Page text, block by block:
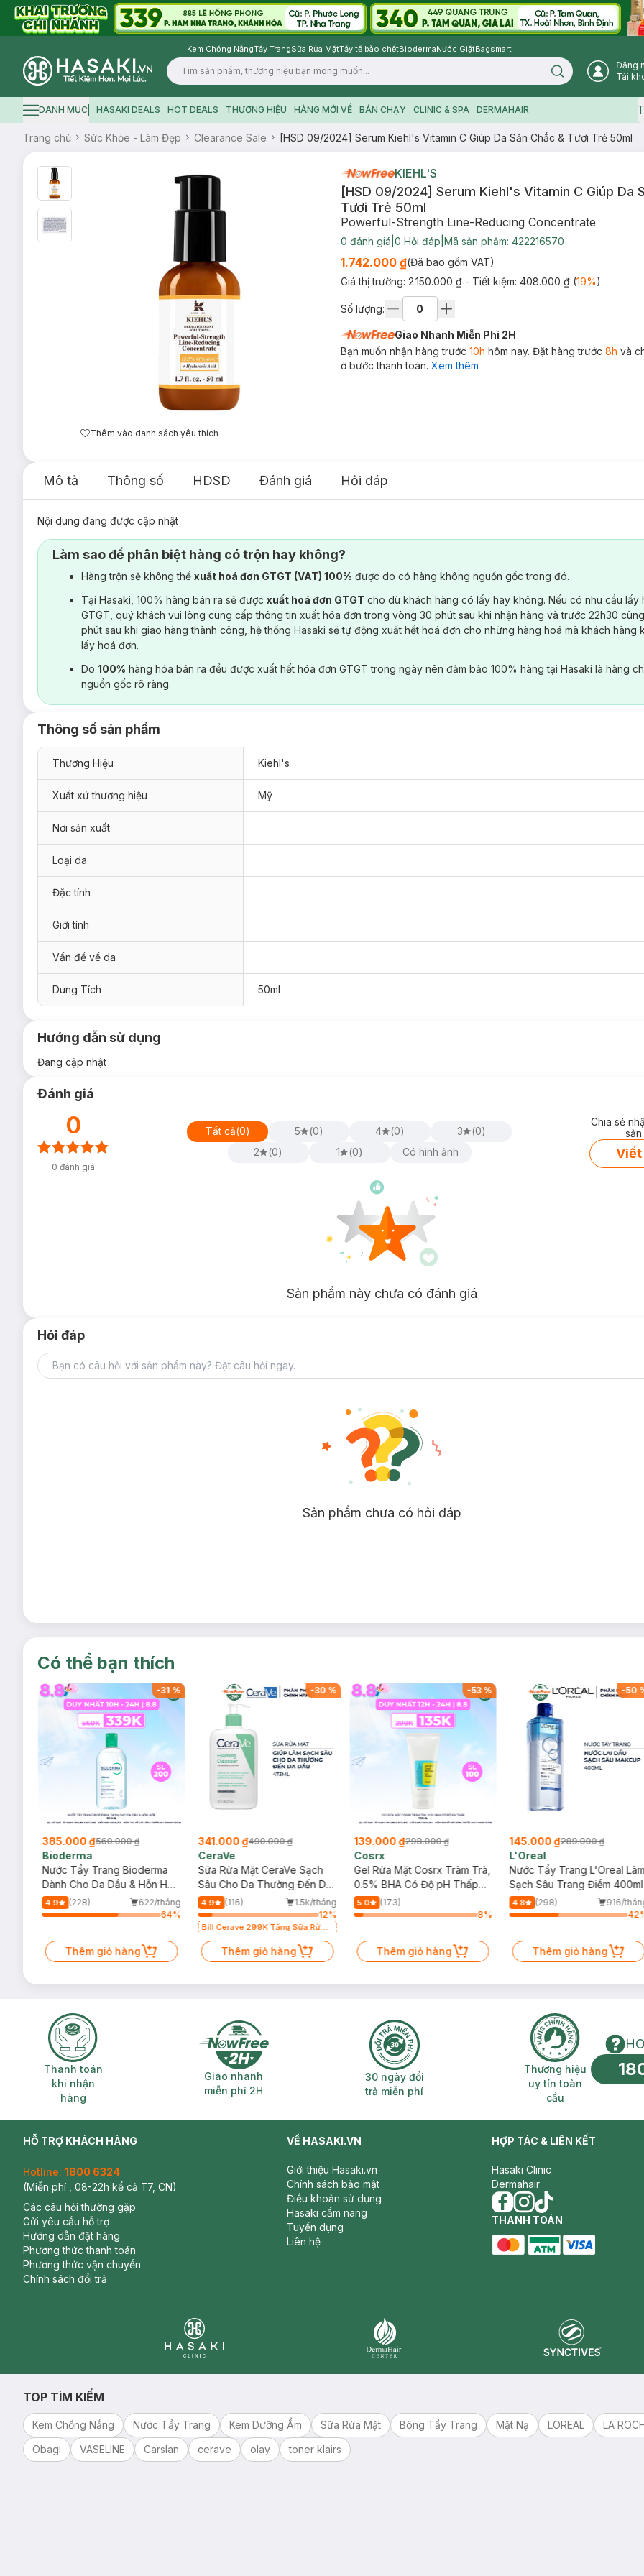
Kem Chống NắngTẩy TrangSữa Rửa MặtTẩy tế bào chếtBiodermaNước GiặtBagsmart
Logo
Search icon
Đăng
Tài
Hamburger icon
DANH MỤC HASAKI DEALS HOT DEALS THƯƠNG HIỆU HÀNG MỚI VỀ BÁN CHẠY CLINIC & SPA DERMAHAIR
Trang chủ Sức Khỏe - Làm Đẹp Clearance Sale [HSD 09/2024] Serum Kiehl's Vitamin C Giúp Da Săn Chắc & Tươi Trẻ 50ml
Thêm vào danh sách yêu thích
KIEHL'S
[HSD 09/2024] Serum Kiehl's Vitamin C Giúp Da
Tươi Trẻ 50ml
Powerful-Strength Line-Reducing Concentrate
0 đánh giá 0 Hỏi đáp Mã sản phẩm: 422216570
1.742.000 ₫(Đã bao gồm VAT)
Giá thị trường: 2.150.000 ₫ - Tiết kiệm: 408.000 ₫(19%)
Số lượng:
Giao Nhanh Miễn Phí 2H
Bạn muốn nhận hàng trước 10h hôm nay. Đặt hàng trước 8h và
ở bước thanh toán. Xem thêm
Mô tả Thông số HDSD Đánh giá Hỏi đáp
Nội dung đang được cập nhật
Làm sao để phân biệt hàng có trộn hay không?
Hàng trộn sẽ không thể xuất hoá đơn GTGT (VAT) 100% được do có hàng không nguồn gốc trong đó.
Tại Hasaki, 100% hàng bán ra sẽ được xuất hoá đơn GTGT cho dù khách hàng có lấy hay không. Nếu có nhu cầu lấy
GTGT, quý khách vui lòng cung cấp thông tin xuất hóa đơn trong vòng 30 phút sau khi nhận hàng và trước 22h30
phút sau khi giao hàng thành công, hệ thống Hasaki sẽ tự động xuất hết hoá đơn cho những hàng hoá mà khách hàng
lấy hoá đơn.
Do 100% hàng hóa bán ra đều được xuất hết hóa đơn GTGT trong ngày nên đảm bảo 100% hàng tại Hasaki là hàng
nguồn gốc rõ ràng.
Thông số sản phẩm
Thương Hiệu Kiehl's
Xuất xứ thương hiệu Mỹ
Nơi sản xuất
Loại da
Đặc tính
Giới tính
Vấn đề về da
Dung Tích 50ml
Hướng dẫn sử dụng
Đang cập nhật
Đánh giá
0
0 đánh giá
Tất cả(0) 5 (0) 4 (0) 3 (0)
2
(0) 1 (0) Có hình ảnh
Chia sẻ
Viết
Sản phẩm này chưa có đánh giá
Hỏi đáp
Sản phẩm chưa có hỏi đáp
Có thể bạn thích
-31 %
385.000 ₫560.000 ₫
Bioderma
Nước Tẩy Trang Bioderma
Dành Cho Da Dầu & Hỗn Hợp
500ml
4.9 (228)
622/tháng
64%
Thêm giỏ hàng
-30 %
341.000 ₫490.000 ₫
CeraVe
Sữa Rửa Mặt CeraVe Sạch
Sâu Cho Da Thường Đến Da
Dầu 473ml
4.9 (116)
1.5k/tháng
12%
Bill Cerave 299K Tặng Sữa Rửa
Mặt Cerave 30ml (SL có hạn)
Thêm giỏ hàng
-53%
139.000 ₫298.000 ₫
Cosrx
Gel Rửa Mặt Cosrx Tràm Trà,
0.5% BHA Có Độ pH Thấp
150ml
5.0
(173)
8%
Thêm giỏ hàng
-50
145.000 ₫289.000 ₫
L'Oreal
Nước Tẩy Trang L'Oreal Làm
Sạch Sâu Trang Điểm 400ml
4.8 (298)
916/
42
Thêm giỏ hàng
Thanh toán khi nhận hàng
Thanh toán
khi nhận
hàng
Giao nhanh miễn phí 2H
Giao nhanh
miễn phí 2H
30 ngày đổi trả miễn phí
30 ngày đổi
trả miễn phí
Thương hiệu uy
Thương hiệu
uy tín toàn
cầu
HỖ TRỢ KHÁCH HÀNG
Hotline: 1800 6324
(Miễn phí , 08-22h kể cả T7, CN)
Các câu hỏi thường gặp
Gửi yêu cầu hỗ trợ
Hướng dẫn đặt hàng
Phương thức thanh toán
Phương thức vận chuyển
Chính sách đổi trả
VỀ HASAKI.VN
Giới thiệu Hasaki.vn
Chính sách bảo mật
Điều khoản sử dụng
Hasaki cẩm nang
Tuyển dụng
Liên hệ
HỢP TÁC & LIÊN KẾT
Hasaki Clinic
Dermahair
facebook
instagram
tiktok
THANH TOÁN
TOP TÌM KIẾM
Kem Chống Nắng Nước Tẩy Trang Kem Dưỡng Ẩm Sữa Rửa Mặt Bông Tẩy Trang Mặt Nạ LOREAL LA
Obagi
VASELINE Carslan cerave olay toner klairs